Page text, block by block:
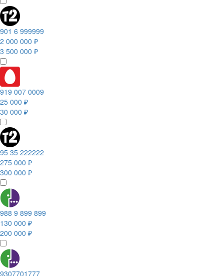
901 6 999999
2 000 000 ₽
3 500 000 ₽
919 007 0009
25 000 ₽
30 000 ₽
95 35 222222
275 000 ₽
300 000 ₽
988 9 899 899
130 000 ₽
200 000 ₽
9307701777